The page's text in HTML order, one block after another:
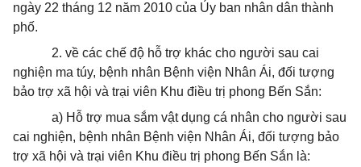
ngày 22 tháng 12 năm 2010 của Ủy ban nhân dân thành
phố.
2. về các chế độ hỗ trợ khác cho người sau cai
nghiện ma túy, bệnh nhân Bệnh viện Nhân Ái, đối tượng
bảo trợ xã hội và trại viên Khu điều trị phong Bến Sắn:
a) Hỗ trợ mua sắm vật dụng cá nhân cho người sau
cai nghiện, bệnh nhân Bệnh viện Nhân Ái, đối tượng bảo
trợ xã hội và trại viên Khu điều trị phong Bến Sắn là: